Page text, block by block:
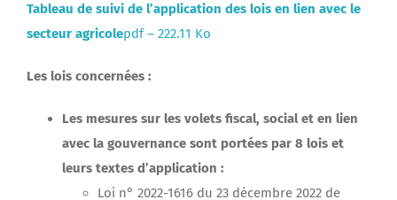
Tableau de suivi de l’application des lois en lien avec le
secteur agricolepdf – 222.11 Ko
Les lois concernées :
Les mesures sur les volets fiscal, social et en lien
avec la gouvernance sont portées par 8 lois et
leurs textes d’application :
Loi n° 2022-1616 du 23 décembre 2022 de